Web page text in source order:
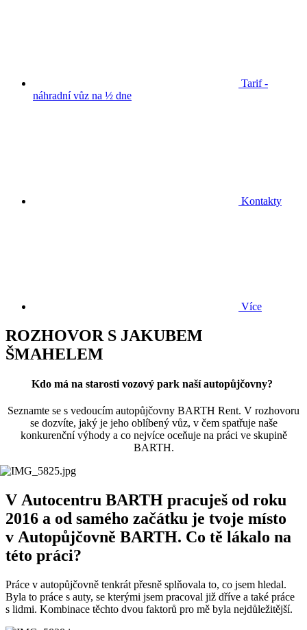
Tarif -
náhradní vůz na ½ dne
Kontakty
Více
ROZHOVOR S JAKUBEM
ŠMAHELEM
Kdo má na starosti vozový park naší autopůjčovny?
Seznamte se s vedoucím autopůjčovny BARTH Rent. V rozhovoru
se dozvíte, jaký je jeho oblíbený vůz, v čem spatřuje naše
konkurenční výhody a co nejvíce oceňuje na práci ve skupině
BARTH.
V Autocentru BARTH pracuješ od roku
2016 a od samého začátku je tvoje místo
v Autopůjčovně BARTH. Co tě lákalo na
této práci?
Práce v autopůjčovně tenkrát přesně splňovala to, co jsem hledal.
Byla to práce s auty, se kterými jsem pracoval již dříve a také práce
s lidmi. Kombinace těchto dvou faktorů pro mě byla nejdůležitější.